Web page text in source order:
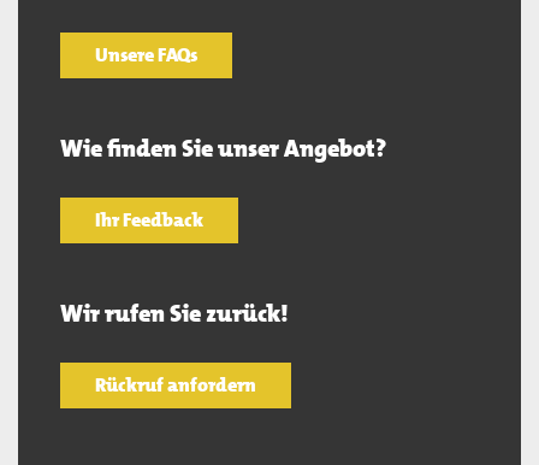
Unsere FAQs
Wie finden Sie unser Angebot?
Ihr Feedback
Wir rufen Sie zurück!
Rückruf anfordern